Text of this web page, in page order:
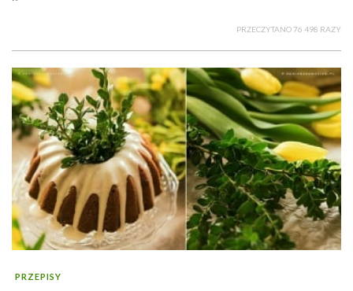
PRZECZYTANO 76 498 RAZY
PRZEPISY